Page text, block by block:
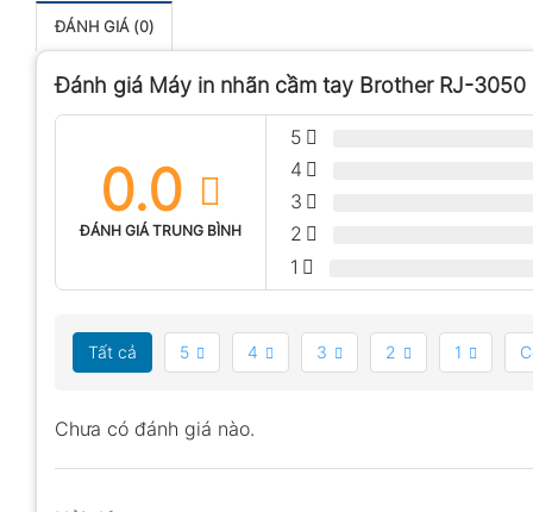
ĐÁNH GIÁ (0)
Đánh giá Máy in nhãn cầm tay Brother RJ-3050
0.0
ĐÁNH GIÁ TRUNG BÌNH
5
4
3
2
1
Tất cả 5 4 3 2 1
Chưa có đánh giá nào.